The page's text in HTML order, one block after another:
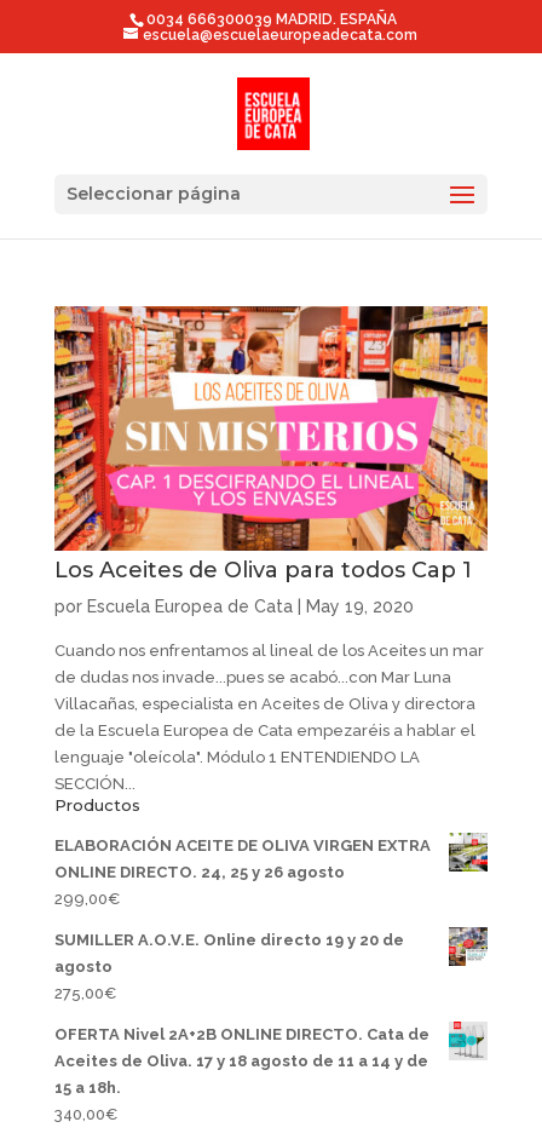
0034 666300039 MADRID. ESPAÑA
escuela@escuelaeuropeadecata.com
Seleccionar página
Los Aceites de Oliva para todos Cap 1
por Escuela Europea de Cata| May 19, 2020
Cuando nos enfrentamos al lineal de los Aceites un mar
de dudas nos invade...pues se acabó...con Mar Luna
Villacañas, especialista en Aceites de Oliva y directora
de la Escuela Europea de Cata empezaréis a hablar el
lenguaje "oleícola". Módulo 1 ENTENDIENDO LA
SECCIÓN...
Productos
ELABORACIÓN ACEITE DE OLIVA VIRGEN EXTRA
ONLINE DIRECTO. 24, 25 y 26 agosto
299,00€
SUMILLER A.O.V.E. Online directo 19 y 20 de
agosto
275,00€
OFERTA Nivel 2A+2B ONLINE DIRECTO. Cata de
Aceites de Oliva. 17 y 18 agosto de 11 a 14 y de
15 a 18h.
340,00€